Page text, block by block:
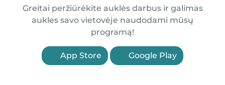
Greitai peržiūrėkite auklės darbus ir galimas
aukles savo vietovėje naudodami mūsų
programą!
App Store Google Play